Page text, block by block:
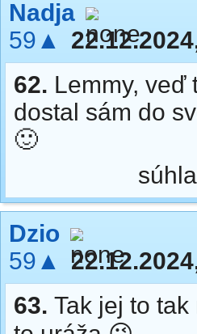
Nadja
59▲
62. Lemmy, veď
dostal sám do
🙂
Dzio
59▲
63. Tak jej to